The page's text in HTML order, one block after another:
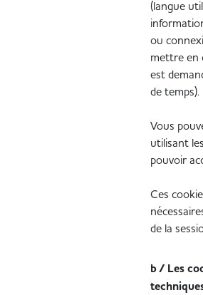
(langue
ou
mettre en
est
de temps).
Vous
utilisant
pouvoir
Ces
de la
b / Les